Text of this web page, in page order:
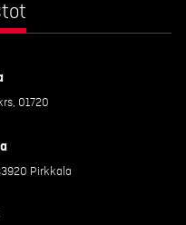
01720
Pirkkala